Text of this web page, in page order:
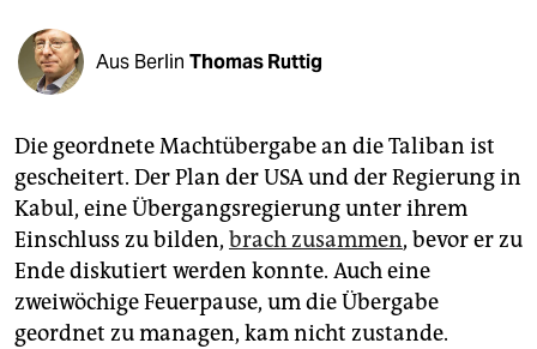
shop
fragen & hilfe
unterstützen
abo
genossenschaft
epaper login
Aus Berlin Thomas Ruttig
Die geordnete Macht­übergabe an die Taliban ist
gescheitert. Der Plan der USA und der Regierung in
Kabul, eine Übergangsregierung unter ihrem
Einschluss zu bilden, brach zusammen, bevor er zu
Ende diskutiert werden konnte. Auch eine
zweiwöchige Feuerpause, um die Übergabe
geordnet zu managen, kam nicht zustande.